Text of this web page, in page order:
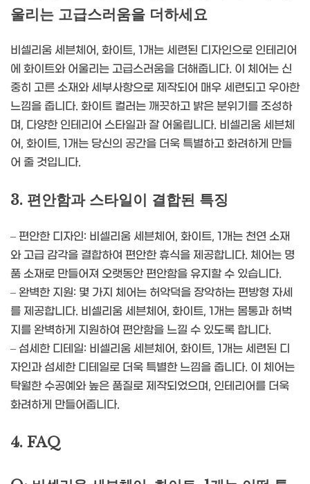
울리는 고급스러움을 더하세요
비셀리움 세븐체어, 화이트, 1개는 세련된 디자인으로 인테리어
에 화이트와 어울리는 고급스러움을 더해줍니다. 이 체어는 신
중히 고른 소재와 세부사항으로 제작되어 매우 세련되고 우아한
느낌을 줍니다. 화이트 컬러는 깨끗하고 밝은 분위기를 조성하
며, 다양한 인테리어 스타일과 잘 어울립니다. 비셀리움 세븐체
어, 화이트, 1개는 당신의 공간을 더욱 특별하고 화려하게 만들
어 줄 것입니다.
3. 편안함과 스타일이 결합된 특징
– 편안한 디자인: 비셀리움 세븐체어, 화이트, 1개는 천연 소재
와 고급 감각을 결합하여 편안한 휴식을 제공합니다. 체어는 명
품 소재로 만들어져 오랫동안 편안함을 유지할 수 있습니다.
– 완벽한 지원: 몇 가지 체어는 허악덕을 장악하는 편방형 자세
를 제공합니다. 비셀리움 세븐체어, 화이트, 1개는 몸통과 허벅
지를 완벽하게 지원하여 편안함을 느낄 수 있도록 합니다.
– 섬세한 디테일: 비셀리움 세븐체어, 화이트, 1개는 세련된 디
자인과 섬세한 디테일로 더욱 특별한 느낌을 줍니다. 이 체어는
탁월한 수공예와 높은 품질로 제작되었으며, 인테리어를 더욱
화려하게 만들어줍니다.
4. FAQ